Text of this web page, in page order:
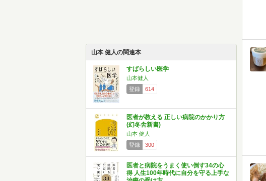
山本 健人の関連本
すばらしい医学
山本健人
登録
614
医者が教える 正しい病院のかかり方
(幻冬舎新書)
山本 健人
登録
300
医者と病院をうまく使い倒す34の心
得 人生100年時代に自分を守る上手な